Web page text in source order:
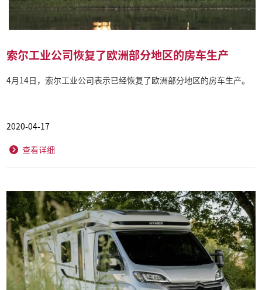
索尔工业公司恢复了欧洲部分地区的房车生产
4月14日，索尔工业公司表示已经恢复了欧洲部分地区的房车生产。
2020-04-17
查看详细